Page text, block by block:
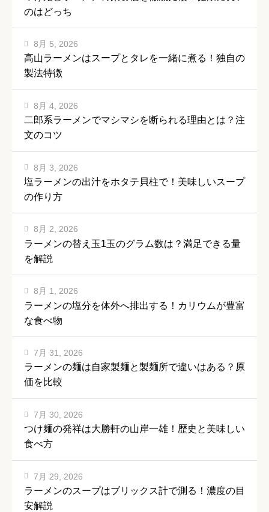
のはどっち
高山ラーメンはスープとタレを一緒に煮る！独自の
製法特徴
8月 5, 2026
二郎系ラーメンでマシマシを断られる理由とは？注
文のコツ
8月 4, 2026
塩ラーメンの出汁をホタテ貝柱で！美味しいスープ
の作り方
8月 3, 2026
ラーメンの替え玉1玉のグラム数は？満足できる量
を解説
8月 2, 2026
ラーメンの塩分を体外へ排出する！カリウムが豊富
な食べ物
8月 1, 2026
ラーメンの麺は自家製麺と製麺所で違いはある？原
価を比較
7月 31, 2026
つけ麺の発祥は大勝軒の山岸一雄！歴史と美味しい
食べ方
7月 30, 2026
ラーメンのスープはブリックス計で測る！濃度の目
安解説
7月 29, 2026